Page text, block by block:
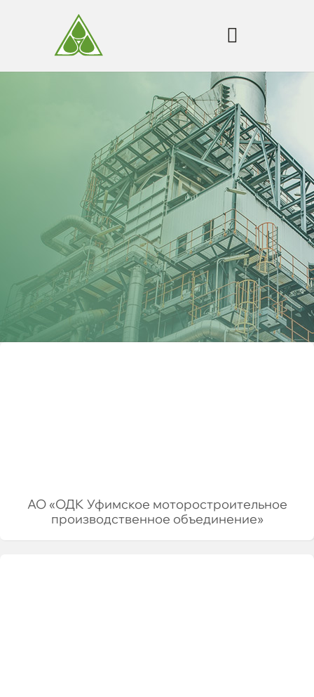
АО «ОДК Уфимское моторостроительное
производственное объединение»